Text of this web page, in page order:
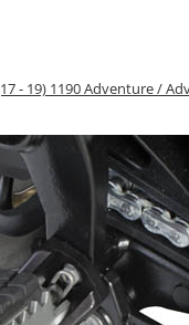
- 19) 1190 Adventure /